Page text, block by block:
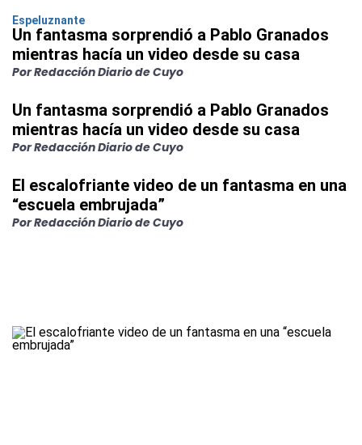
Espeluznante
Un fantasma sorprendió a Pablo Granados
mientras hacía un video desde su casa
Por Redacción Diario de Cuyo
Un fantasma sorprendió a Pablo Granados
mientras hacía un video desde su casa
Por Redacción Diario de Cuyo
El escalofriante video de un fantasma en una
“escuela embrujada”
Por Redacción Diario de Cuyo